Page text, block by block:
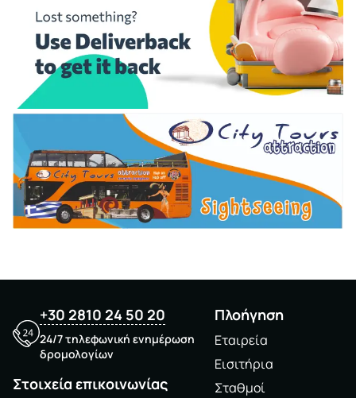
+30 2810 24 50 20
24/7 τηλεφωνική ενημέρωση
δρομολογίων
Στοιχεία επικοινωνίας
Πλοήγηση
Εταιρεία
Εισιτήρια
Σταθμοί